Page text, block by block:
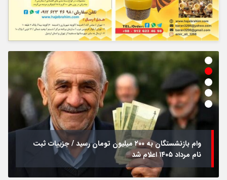
وام بازنشستگان به ۲۰۰ میلیون تومان رسید / جزییات ثبت
نام مرداد ۱۴۰۵ اعلام شد